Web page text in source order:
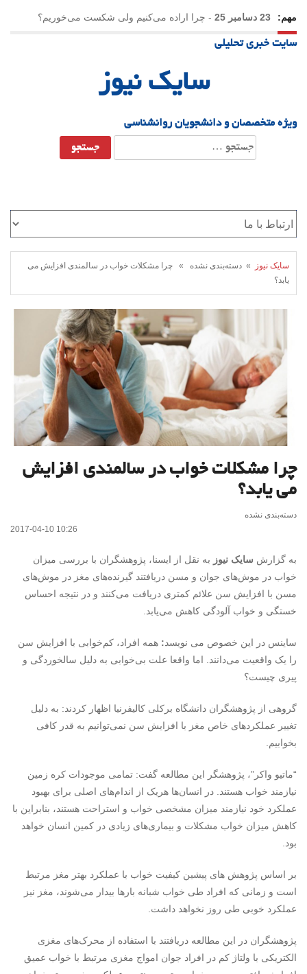
مهم: 23 دسامبر 25 - چرا اراده می‌کنیم ولی شکست می‌خوریم؟
21 دسامبر 25
سایت خبری تحلیلی
سایک نیوز
ویژه متخصصان و دانشجویان روانشناسی
جستجو
برای:
سایک نیوز
» دسته‌بندی نشده » چرا مشکلات خواب در سالمندی افزایش می
یابد؟
چرا مشکلات خواب در سالمندی افزایش
می یابد؟
دسته‌بندی نشده
2017-04-10 10:26
به گزارش سایک نیوز به نقل از ایسنا، پژوهشگران با بررسی میزان
خواب در موش‌های جوان و مسن دریافتند گیرنده‌های مغز در موش‌های
مسن با افزایش سن علائم کمتری دریافت می‌کنند و در نتیجه احساس
خستگی و خواب آلودگی کاهش می‌یابد.
ساینس در این خصوص می نویسد: همه افراد، کم‌خوابی با افزایش سن
را یک واقعیت می‌دانند. اما واقعا علت بی‌خوابی به دلیل سالخوردگی و
پیری چیست؟
گروهی از پژوهشگران دانشگاه برکلی کالیفرنیا اظهار کردند: به دلیل
تغییر عملکردهای خاص مغز با افزایش سن نمی‌توانیم به قدر کافی
بخوابیم.
“ماتیو واکر”، پژوهشگر این مطالعه گفت: تمامی موجودات کره زمین
نیازمند خواب هستند. در انسان‌ها هریک از اندام‌های اصلی برای بهبود
عملکرد خود نیازمند میزان مشخصی خواب و استراحت هستند، بنابراین با
کاهش میزان خواب مشکلات و بیماری‌های زیادی در کمین انسان خواهد
بود.
بر اساس پژوهش های پیشین کیفیت خواب با عملکرد بهتر مغز مرتبط
است و زمانی که افراد طی خواب شبانه بارها بیدار می‌شوند، مغز نیز
عملکرد خوبی طی روز نخواهد داشت.
پژوهشگران در این مطالعه دریافتند با استفاده از محرک‌های مغزی
الکتریکی با ولتاژ کم در افراد جوان امواج مغزی مرتبط با خواب عمیق